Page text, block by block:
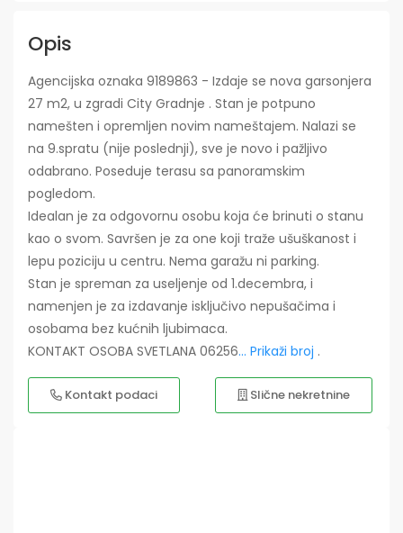
Opis
Agencijska oznaka 9189863 - Izdaje se nova garsonjera
27 m2, u zgradi City Gradnje . Stan je potpuno
namešten i opremljen novim nameštajem. Nalazi se
na 9.spratu (nije poslednji), sve je novo i pažljivo
odabrano. Poseduje terasu sa panoramskim
pogledom.
Idealan je za odgovornu osobu koja će brinuti o stanu
kao o svom. Savršen je za one koji traže ušuškanost i
lepu poziciju u centru. Nema garažu ni parking.
Stan je spreman za useljenje od 1.decembra, i
namenjen je za izdavanje isključivo nepušačima i
osobama bez kućnih ljubimaca.
KONTAKT OSOBA SVETLANA 06256... Prikaži broj .
Kontakt podaci Slične nekretnine